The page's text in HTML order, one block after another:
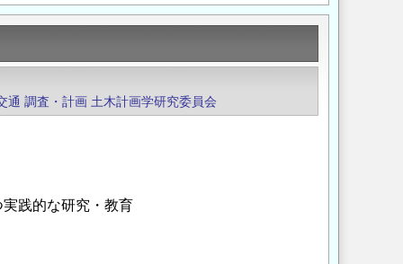
通 調査・計画 土木計画学研究委員会
践的な研究・教育